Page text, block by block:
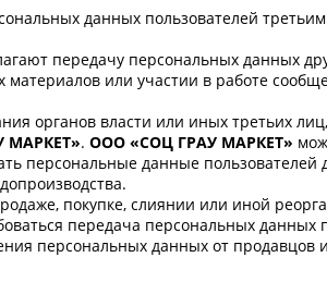
данных пользователей
передачу персональных данных
или участии в работе
органов власти или иных третьих
МАРКЕТ». ООО «СОЦ ГРАУ МАРКЕТ»
персональные данные
покупке, слиянии или иной
передача персональных
персональных данных от продавцов